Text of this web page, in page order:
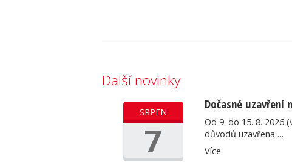
Další novinky
SRPEN
7
Dočasné uzavření
Od 9. do 15. 8. 2026
důvodů uzavřena….
Více